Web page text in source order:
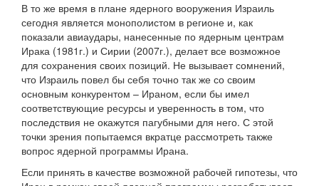
В то же время в плане ядерного вооружения Израиль
сегодня является монополистом в регионе и, как
показали авиаудары, нанесенные по ядерным центрам
Ирака (1981г.) и Сирии (2007г.), делает все возможное
для сохранения своих позиций. Не вызывает сомнений,
что Израиль повел бы себя точно так же со своим
основным конкурентом – Ираном, если бы имел
соответствующие ресурсы и уверенность в том, что
последствия не окажутся пагубными для него. С этой
точки зрения попытаемся вкратце рассмотреть также
вопрос ядерной программы Ирана.
Если принять в качестве возможной рабочей гипотезы, что